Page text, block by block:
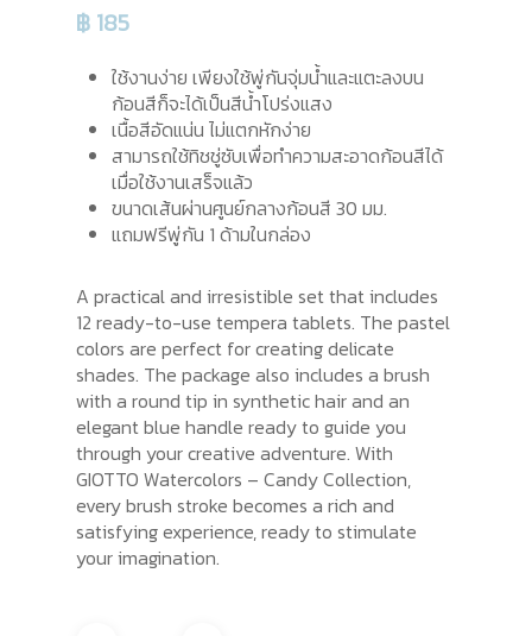
฿ 185
ใช้งานง่าย เพียงใช้พู่กันจุ่มน้ำและแตะลงบน
ก้อนสีก็จะได้เป็นสีน้ำโปร่งแสง
เนื้อสีอัดแน่น ไม่แตกหักง่าย
สามารถใช้ทิชชู่ซับเพื่อทำความสะอาดก้อนสีได้
เมื่อใช้งานเสร็จแล้ว
ขนาดเส้นผ่านศูนย์กลางก้อนสี 30 มม.
แถมฟรีพู่กัน 1 ด้ามในกล่อง
A practical and irresistible set that includes
12 ready-to-use tempera tablets. The pastel
colors are perfect for creating delicate
shades. The package also includes a brush
with a round tip in synthetic hair and an
elegant blue handle ready to guide you
through your creative adventure. With
GIOTTO Watercolors – Candy Collection,
every brush stroke becomes a rich and
satisfying experience, ready to stimulate
your imagination.